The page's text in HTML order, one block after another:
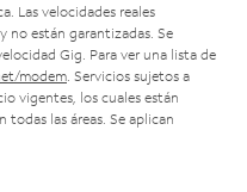
Las velocidades reales
no están garantizadas. Se
Gig. Para ver una lista de
modem . Servicios sujetos a
vigentes, los cuales están
todas las áreas. Se aplican